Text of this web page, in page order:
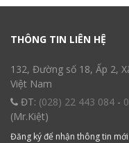
THÔNG TIN LIÊN HỆ
132, Đường số 18, Ấp 2,
Việt Nam
ĐT: (028) 22 443 084 -
(Mr.Kiệt)
Đăng ký để nhận thông tin